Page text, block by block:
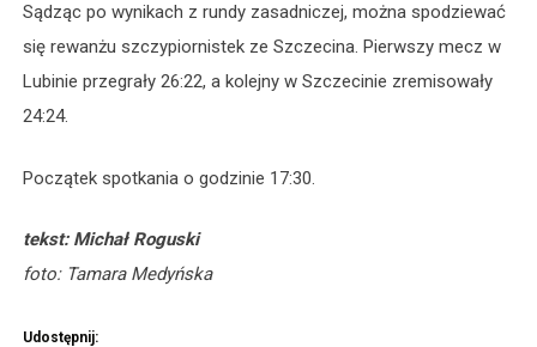
Sądząc po wynikach z rundy zasadniczej, można spodziewać
się rewanżu szczypiornistek ze Szczecina. Pierwszy mecz w
Lubinie przegrały 26:22, a kolejny w Szczecinie zremisowały
24:24.
Początek spotkania o godzinie 17:30.
tekst: Michał Roguski
foto: Tamara Medyńska
Udostępnij: